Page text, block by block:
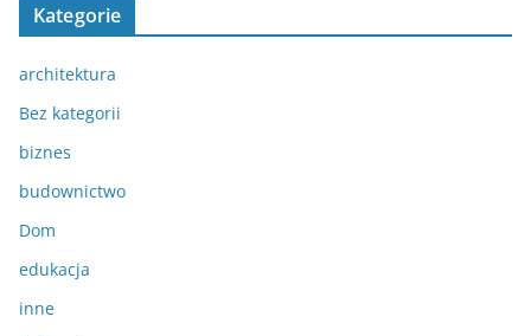
Kategorie
architektura
Bez kategorii
biznes
budownictwo
Dom
edukacja
inne